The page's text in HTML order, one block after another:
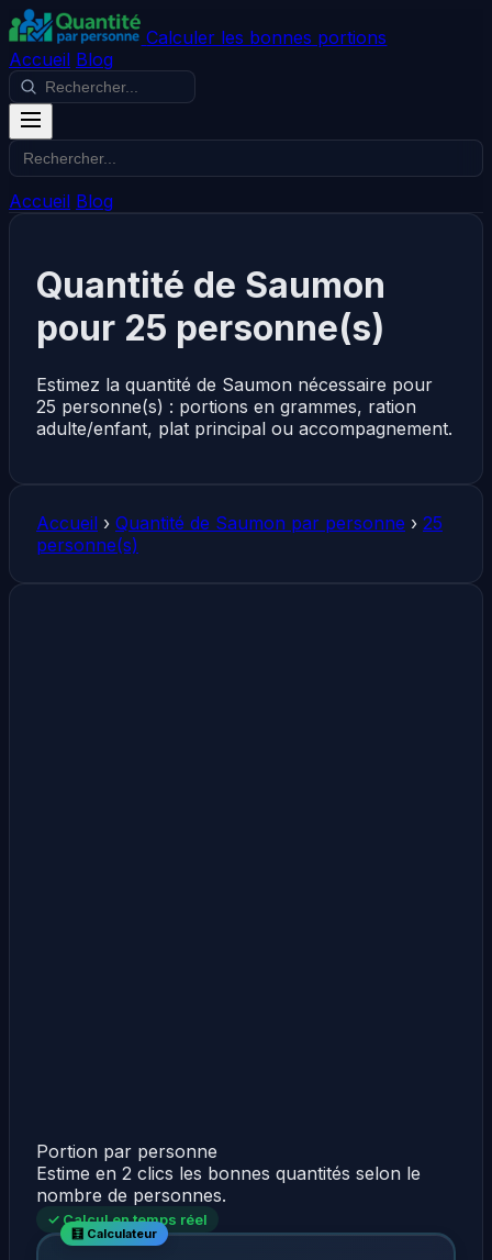
Calculer les bonnes portions
Accueil Blog
Accueil Blog
Quantité de Saumon
pour 25 personne(s)
Estimez la quantité de Saumon nécessaire pour
25 personne(s) : portions en grammes, ration
adulte/enfant, plat principal ou accompagnement.
Accueil › Quantité de Saumon par personne › 25
personne(s)
Portion par personne
Estime en 2 clics les bonnes quantités selon le
nombre de personnes.
✓ Calcul en temps réel